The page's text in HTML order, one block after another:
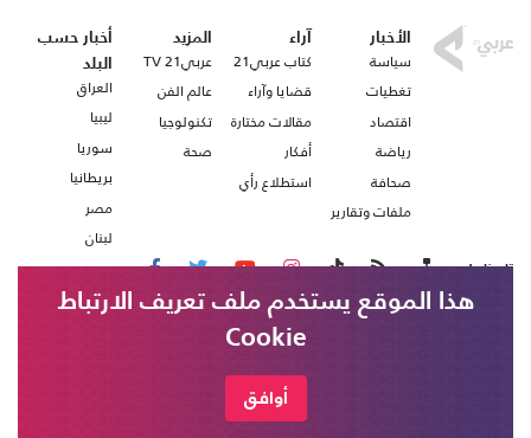
التلفزيون السوري: قوات الاحتلال الإسرائيلي
تتوغل في قرية الصمدانية الشرقية بريف
الأخبار
سياسة
تغطيات
اقتصاد
رياضة
صحافة
ملفات وتقارير
آراء
كتاب عربي21
قضايا وآراء
مقالات مختارة
أفكار
استطلاع رأي
المزيد
عربي21 TV
عالم الفن
تكنولوجيا
صحة
أخبار حسب
البلد
العراق
ليبيا
سوريا
بريطانيا
مصر
لبنان
تابعنا على
هذا الموقع يستخدم ملف تعريف الارتباط
Cookie
أوافق